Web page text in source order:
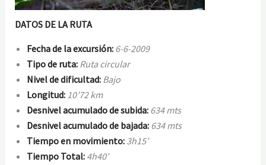
DATOS DE LA RUTA
Fecha de la excursión: 6-6-2009
Tipo de ruta: Ruta circular
Nivel de dificultad: Bajo
Longitud: 10’72 km
Desnivel acumulado de subida: 634 mts
Desnivel acumulado de bajada: 634 mts
Tiempo en movimiento: 3h15′
Tiempo Total: 4h40′